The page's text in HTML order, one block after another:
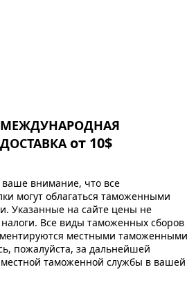
МЕЖДУНАРОДНАЯ
ДОСТАВКА от 10$
внимание, что все
могут облагаться таможенными
Указанные на сайте цены не
Все виды таможенных сборов
местными таможенными
пожалуйста, за дальнейшей
таможенной службы в вашей